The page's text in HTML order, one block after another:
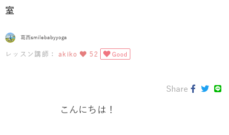
室
葛西smilebabyyoga
レッスン講師： akiko 52 Good
Share
こんにちは！